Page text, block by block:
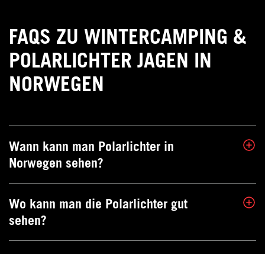
FAQS ZU WINTERCAMPING &
POLARLICHTER JAGEN IN
NORWEGEN
Wann kann man Polarlichter in
Norwegen sehen?
Zwischen Ende September und Anfang April herrschen
in Norwegen die perfekten Bedingungen, um die
Wo kann man die Polarlichter gut
sehen?